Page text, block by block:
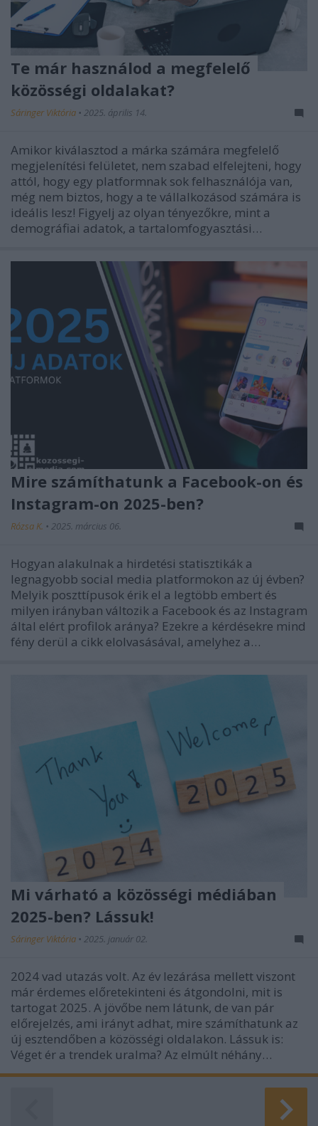
Te már használod a megfelelő
közösségi oldalakat?
Sáringer Viktória • 2025. április 14.
Amikor kiválasztod a márka számára megfelelő
megjelenítési felületet, nem szabad elfelejteni, hogy
attól, hogy egy platformnak sok felhasználója van,
még nem biztos, hogy a te vállalkozásod számára is
ideális lesz! Figyelj az olyan tényezőkre, mint a
demográfiai adatok, a tartalomfogyasztási…
Mire számíthatunk a Facebook-on és
Instagram-on 2025-ben?
Rózsa K. • 2025. március 06.
Hogyan alakulnak a hirdetési statisztikák a
legnagyobb social media platformokon az új évben?
Melyik poszttípusok érik el a legtöbb embert és
milyen irányban változik a Facebook és az Instagram
által elért profilok aránya? Ezekre a kérdésekre mind
fény derül a cikk elolvasásával, amelyhez a…
Mi várható a közösségi médiában
2025-ben? Lássuk!
Sáringer Viktória • 2025. január 02.
2024 vad utazás volt. Az év lezárása mellett viszont
már érdemes előretekinteni és átgondolni, mit is
tartogat 2025. A jövőbe nem látunk, de van pár
előrejelzés, ami irányt adhat, mire számíthatunk az
új esztendőben a közösségi oldalakon. Lássuk is:
Véget ér a trendek uralma? Az elmúlt néhány…